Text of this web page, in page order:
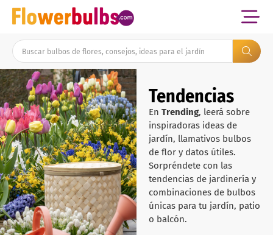
Tendencias
En Trending, leerá sobre
inspiradoras ideas de
jardín, llamativos bulbos
de flor y datos útiles.
Sorpréndete con las
tendencias de jardinería y
combinaciones de bulbos
únicas para tu jardín, patio
o balcón.